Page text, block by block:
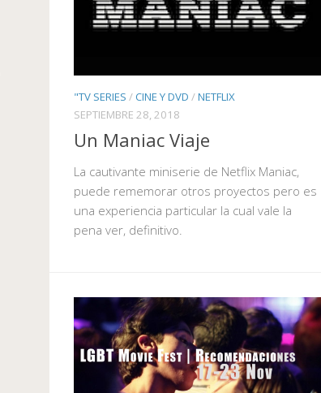
"TV SERIES /CINE Y DVD /NETFLIX
SEPTIEMBRE 28, 2018
Un Maniac Viaje
La cautivante miniserie de Netflix Maniac,
puede rememorar otros proyectos pero es
una experiencia particular la cual vale la
pena ver, definitivo.